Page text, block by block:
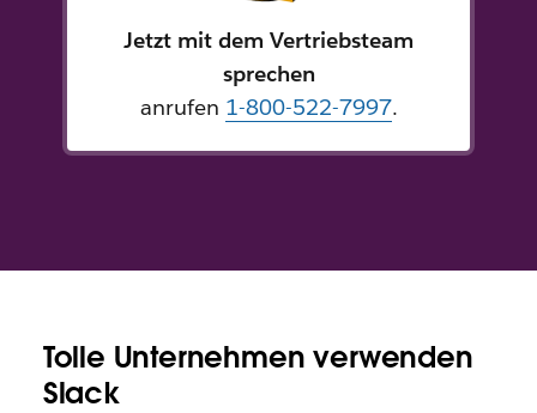
Jetzt mit dem Vertriebsteam
sprechen
anrufen 1-800-522-7997.
Tolle Unternehmen verwenden
Slack